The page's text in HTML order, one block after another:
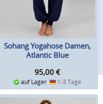
Sohang Yogahose Damen,
Atlantic Blue
95,00 €
auf Lager 1-3 Tage